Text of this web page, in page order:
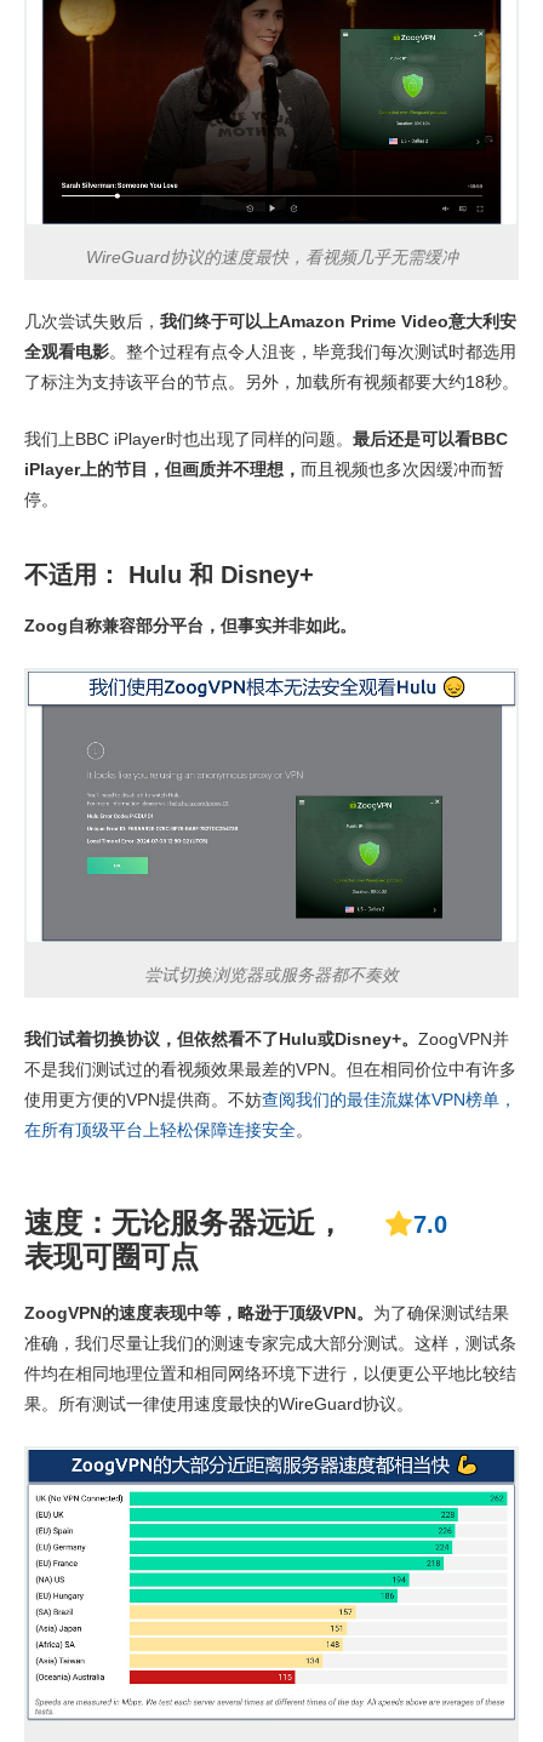
WireGuard协议的速度最快，看视频几乎无需缓冲
几次尝试失败后， 我们终于可以上Amazon Prime Video意大利安
全观看电影。整个过程有点令人沮丧，毕竟我们每次测试时都选用
了标注为支持该平台的节点。另外，加载所有视频都要大约18秒。
我们上BBC iPlayer时也出现了同样的问题。 最后还是可以看BBC
iPlayer上的节目，但画质并不理想， 而且视频也多次因缓冲而暂
停。
不适用： Hulu 和 Disney+
Zoog自称兼容部分平台，但事实并非如此。
尝试切换浏览器或服务器都不奏效
我们试着切换协议，但依然看不了Hulu或Disney+。 ZoogVPN并
不是我们测试过的看视频效果最差的VPN。但在相同价位中有许多
使用更方便的VPN提供商。不妨查阅我们的最佳流媒体VPN榜单，
在所有顶级平台上轻松保障连接安全。
速度：无论服务器远近，
表现可圈可点
7.0
ZoogVPN的速度表现中等，略逊于顶级VPN。 为了确保测试结果
准确，我们尽量让我们的测速专家完成大部分测试。这样，测试条
件均在相同地理位置和相同网络环境下进行，以便更公平地比较结
果。所有测试一律使用速度最快的WireGuard协议。